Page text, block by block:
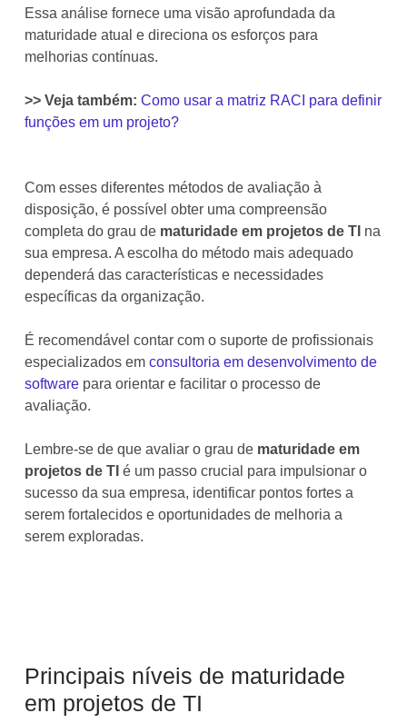
Essa análise fornece uma visão aprofundada da
maturidade atual e direciona os esforços para
melhorias contínuas.
>> Veja também: Como usar a matriz RACI para definir
funções em um projeto?
Com esses diferentes métodos de avaliação à
disposição, é possível obter uma compreensão
completa do grau de maturidade em projetos de TI na
sua empresa. A escolha do método mais adequado
dependerá das características e necessidades
específicas da organização.
É recomendável contar com o suporte de profissionais
especializados em consultoria em desenvolvimento de
software para orientar e facilitar o processo de
avaliação.
Lembre-se de que avaliar o grau de maturidade em
projetos de TI é um passo crucial para impulsionar o
sucesso da sua empresa, identificar pontos fortes a
serem fortalecidos e oportunidades de melhoria a
serem exploradas.
Principais níveis de maturidade
em projetos de TI